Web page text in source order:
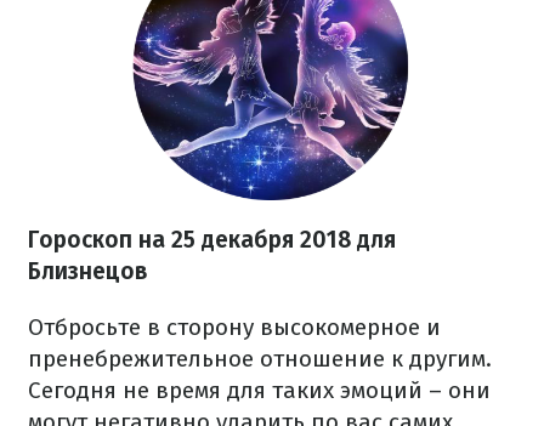
Гороскоп на 25 декабря 2018 для
Близнецов
Отбросьте в сторону высокомерное и
пренебрежительное отношение к другим.
Сегодня не время для таких эмоций – они